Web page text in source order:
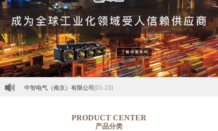
中智电气（南京）有限公司 [01-23]
PRODUCT CENTER
产品分类